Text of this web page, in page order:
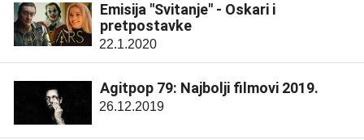
Emisija "Svitanje" - Oskari i
pretpostavke
22.1.2020
Agitpop 79: Najbolji filmovi 2019.
26.12.2019